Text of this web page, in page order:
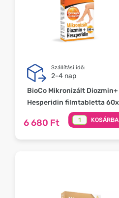
Szállítási idő:
2-4 nap
BioCo Mikronizált Diozmin+
Hesperidin filmtabletta 60x
6 680 Ft KOSÁRBA